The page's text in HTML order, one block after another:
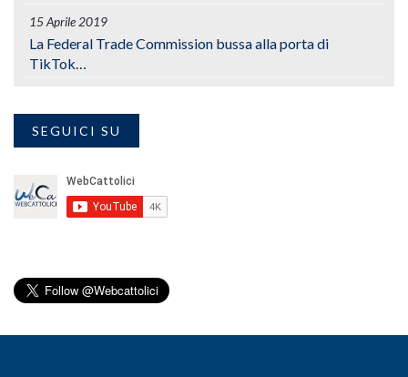
15 Aprile 2019
La Federal Trade Commission bussa alla porta di
TikTok…
SEGUICI SU